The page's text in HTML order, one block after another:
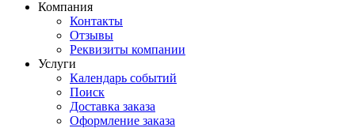
Компания
Контакты
Отзывы
Реквизиты компании
Услуги
Календарь событий
Поиск
Доставка заказа
Оформление заказа